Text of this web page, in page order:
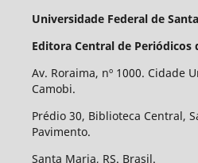
Universidade Federal de
Editora Central de Periódicos
Av. Roraima, nº 1000. Cidade
Camobi.
Prédio 30, Biblioteca Central,
Pavimento.
Santa Maria, RS. Brasil.